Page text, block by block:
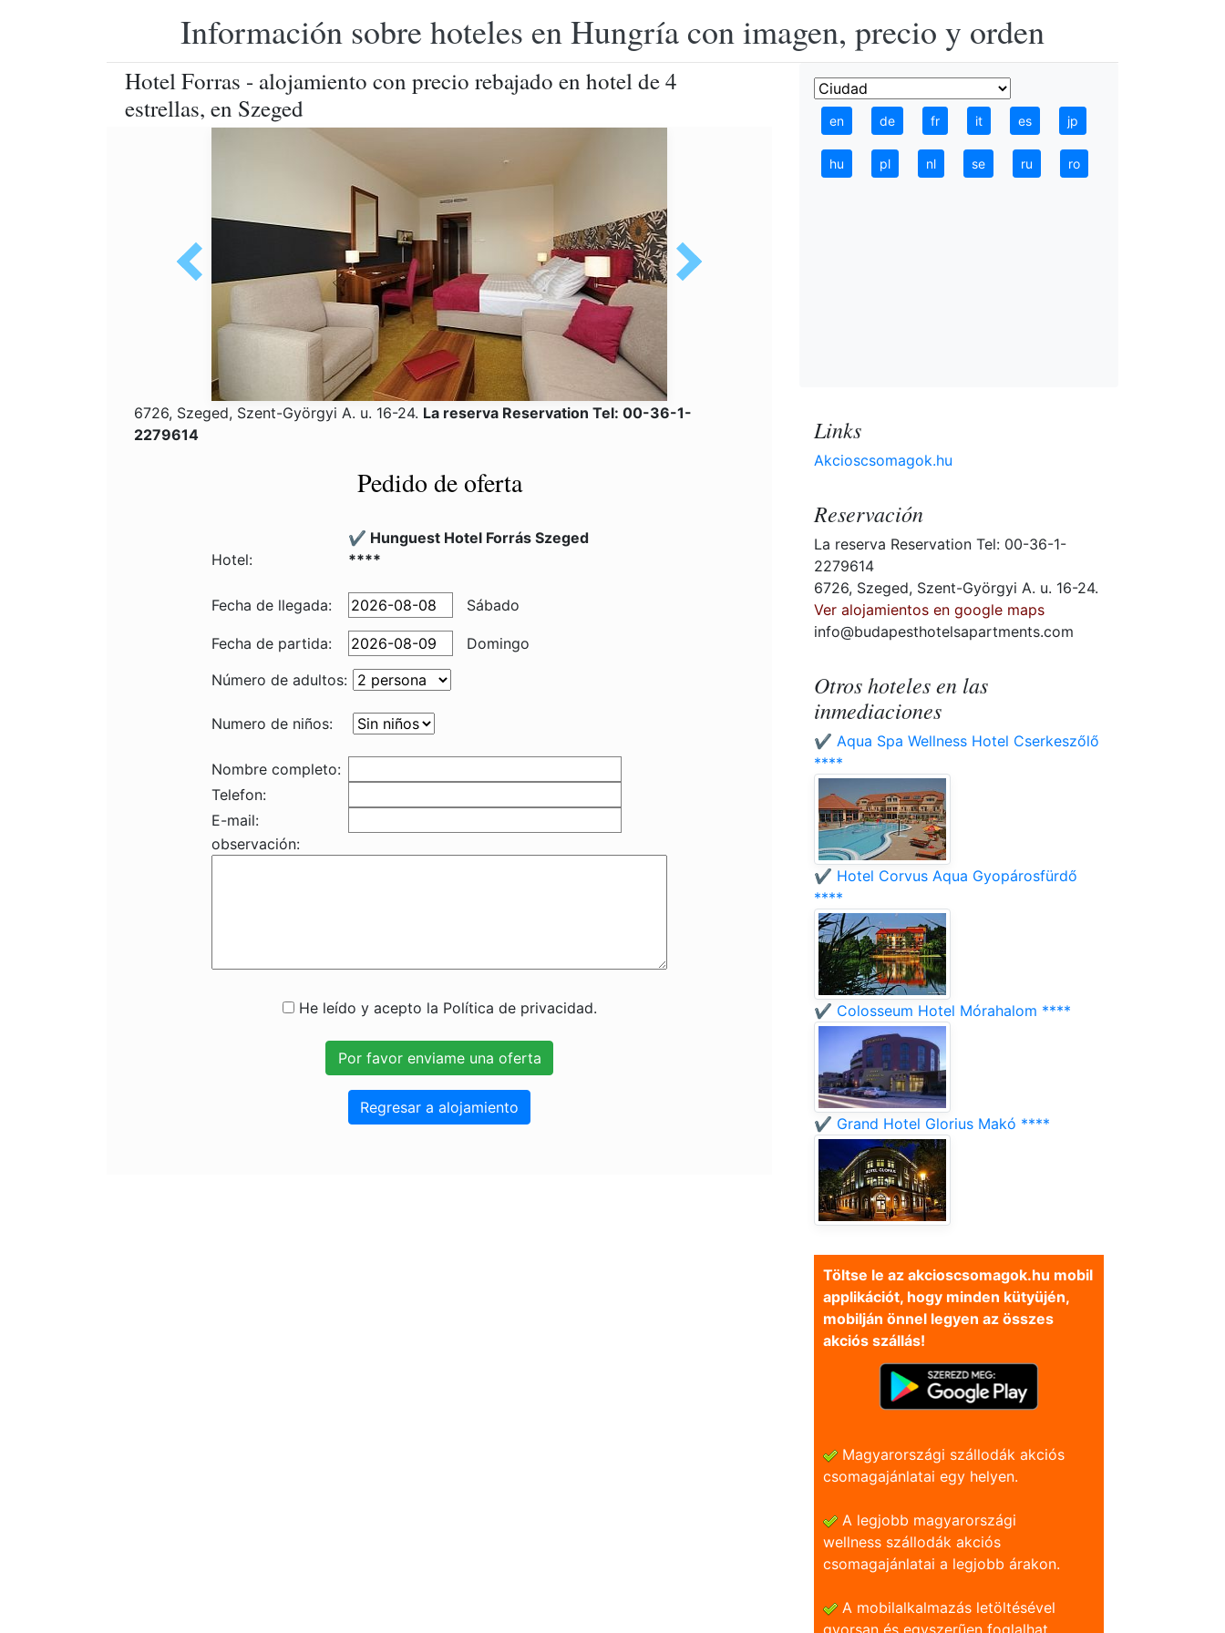
Información sobre hoteles en Hungría con imagen, precio y orden
Hotel Forras - alojamiento con precio rebajado en hotel de 4
estrellas, en Szeged
6726, Szeged, Szent-Györgyi A. u. 16-24. La reserva Reservation Tel: 00-36-1-
2279614
Pedido de oferta
Hotel:
✔️ Hunguest Hotel Forrás Szeged
****
Fecha de llegada: Sábado
Fecha de partida:
Domingo
Número de adultos:
Numero de niños:
Nombre completo:
Telefon:
E-mail:
observación:
He leído y acepto la Política de privacidad.
Regresar a alojamiento
en de fr it es jp
hu pl nl se ru ro
Links
Akcioscsomagok.hu
Reservación
La reserva Reservation Tel: 00-36-1-
2279614
6726, Szeged, Szent-Györgyi A. u. 16-24.
Ver alojamientos en google maps
info@budapesthotelsapartments.com
Otros hoteles en las
inmediaciones
✔️ Aqua Spa Wellness Hotel Cserkeszőlő
****
✔️ Hotel Corvus Aqua Gyopárosfürdő
****
✔️ Colosseum Hotel Mórahalom ****
✔️ Grand Hotel Glorius Makó ****
Töltse le az akcioscsomagok.hu mobil
applikációt, hogy minden kütyüjén,
mobilján önnel legyen az összes
akciós szállás!
Magyarországi szállodák akciós
csomagajánlatai egy helyen.
A legjobb magyarországi
wellness szállodák akciós
csomagajánlatai a legjobb árakon.
A mobilalkalmazás letöltésével